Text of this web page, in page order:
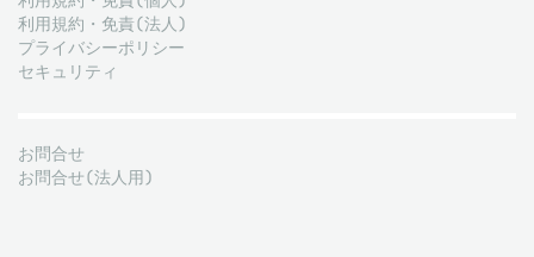
利用規約・免責(法人)
プライバシーポリシー
セキュリティ
お問合せ
お問合せ(法人用)